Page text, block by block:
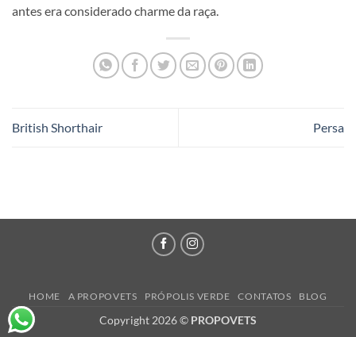
antes era considerado charme da raça.
British Shorthair Persa
HOME A PROPOVETS PRÓPOLIS VERDE CONTATOS BLOG
Copyright 2026 © PROPOVETS